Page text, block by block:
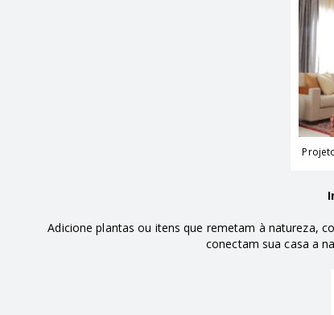
Adicione plantas ou itens que remetam à natureza,
conectam sua casa a